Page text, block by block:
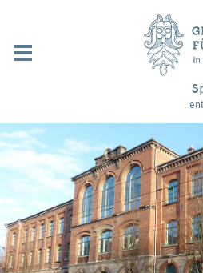
Über uns / Mitgliedschaft
Partner / Links
Archäologiemuseen
Webshop